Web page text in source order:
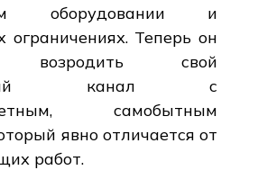
оборудовании и
ограничениях. Теперь он
возродить свой
канал с
самобытным
явно отличается от
работ.